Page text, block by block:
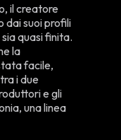
il creatore
dai suoi profili
quasi finita.
la
facile,
i due
e gli
una linea